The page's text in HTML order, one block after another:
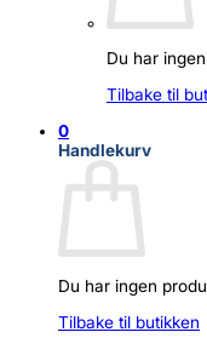
Du har
Tilbake til
0
Handlekurv
Du har ingen
Tilbake til butikken